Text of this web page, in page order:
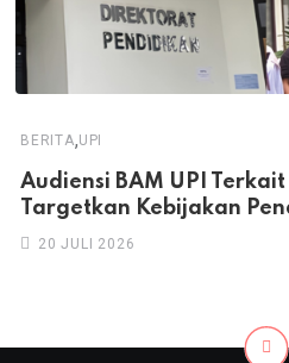
BERITA,UPI
Audiensi BAM UPI Terkait
Targetkan Kebijakan
20 JULI 2026